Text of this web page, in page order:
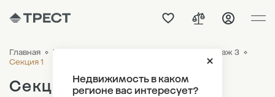
Недвижимость в каком
регионе вас интересует?
Главная ЖК «Новый Питер»
Лот 2 Этаж 3
Секция 1
Секция 1